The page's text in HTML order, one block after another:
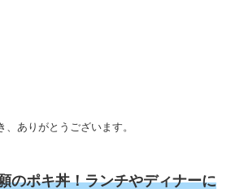
ありがとうございます。
のポキ丼！ランチやディナーに